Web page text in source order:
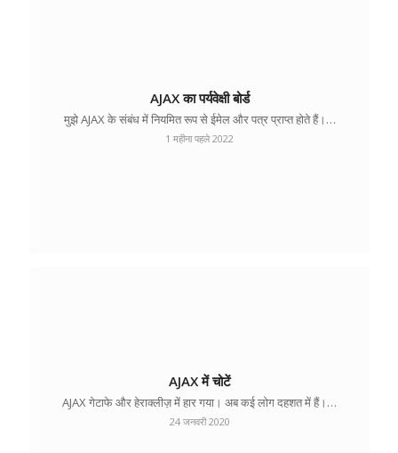
AJAX का पर्यवेक्षी बोर्ड
मुझे AJAX के संबंध में नियमित रूप से ईमेल और पत्र प्राप्त होते हैं।…
1 महीना पहले 2022
AJAX में चोटें
AJAX गेटाफे और हेराक्लीज़ में हार गया। अब कई लोग दहशत में हैं।…
24 जनवरी 2020